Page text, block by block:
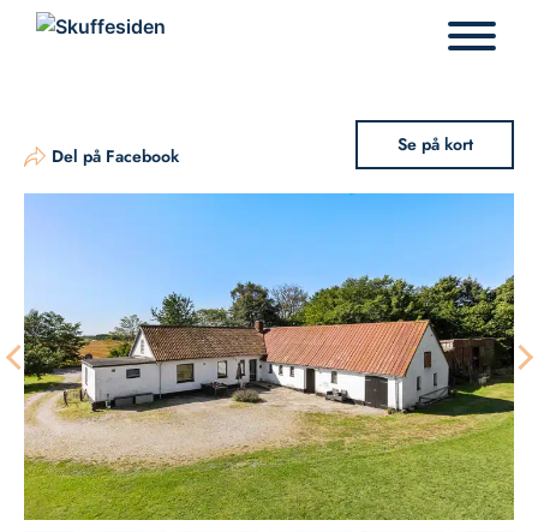
Del på Facebook Se på kort